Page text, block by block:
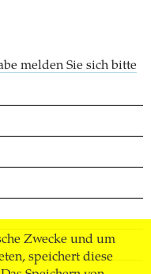
Zwecke und um
speichert diese
melden Sie sich bitte